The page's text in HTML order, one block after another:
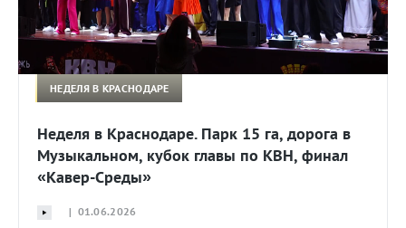
НЕДЕЛЯ В КРАСНОДАРЕ
Неделя в Краснодаре. Парк 15 га, дорога в
Музыкальном, кубок главы по КВН, финал
«Кавер-Среды»
| 01.06.2026